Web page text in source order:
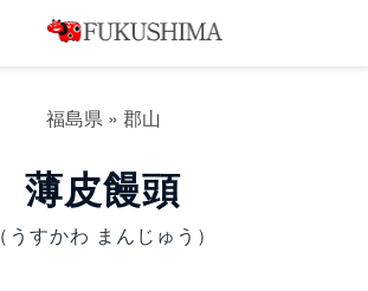
福島県» 郡山
薄皮饅頭
（うすかわ まんじゅう）